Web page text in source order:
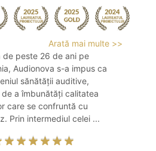
Arată mai multe >>
de peste 26 de ani pe
Audionova s-a impus ca
sănătății auditive,
a îmbunătăți calitatea
care se confruntă cu
Prin intermediul celei ...